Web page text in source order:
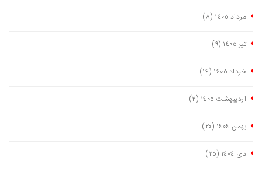
مرداد ١٤٠٥ (٨)
تیر ١٤٠٥ (٩)
خرداد ١٤٠٥ (١٤)
اردیبهشت ١٤٠٥ (٢)
بهمن ١٤٠٤ (٢٠)
دی ١٤٠٤ (٢٥)